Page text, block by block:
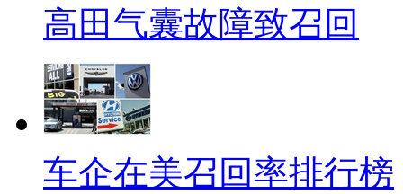
高田气囊故障致召回
车企在美召回率排行榜